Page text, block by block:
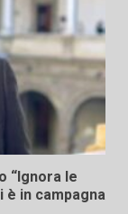
“Ignora le
è in campagna